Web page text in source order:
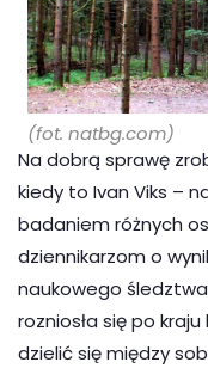
(fot. natbg.com)
Na dobrą sprawę
kiedy to Ivan Viks –
badaniem różnych
dziennikarzom o
naukowego
rozniosła się po
dzielić się między